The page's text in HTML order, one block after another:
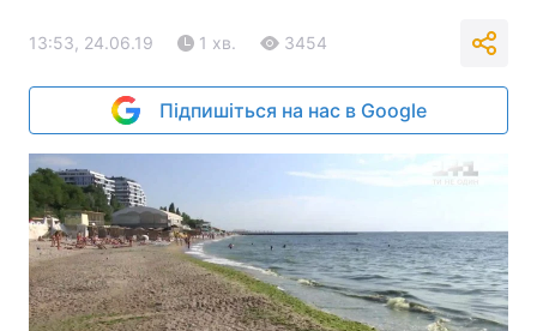
13:53, 24.06.19 1 хв. 3454
Підпишіться на нас в Google